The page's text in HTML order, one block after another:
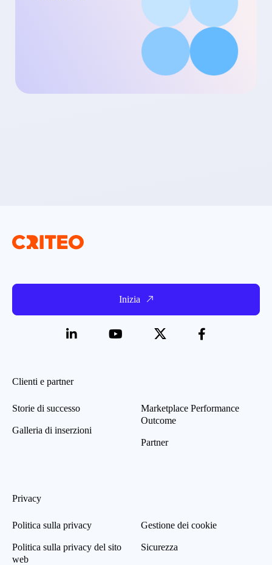
Inizia
Clienti e partner
Storie di successo
Galleria di inserzioni
Marketplace Performance
Outcome
Partner
Privacy
Politica sulla privacy
Politica sulla privacy del sito
web
Gestione dei cookie
Sicurezza